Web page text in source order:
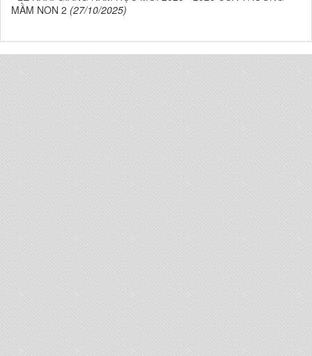
MẦM NON 2 (27/10/2025)